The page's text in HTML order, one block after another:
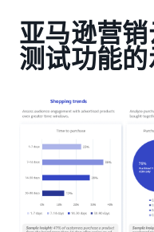
亚马逊营
测试功能